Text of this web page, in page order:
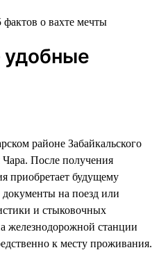
районе Забайкальского
После получения
приобретает будущему
на поезд или
и стыковочных
железнодорожной станции
к месту проживания.